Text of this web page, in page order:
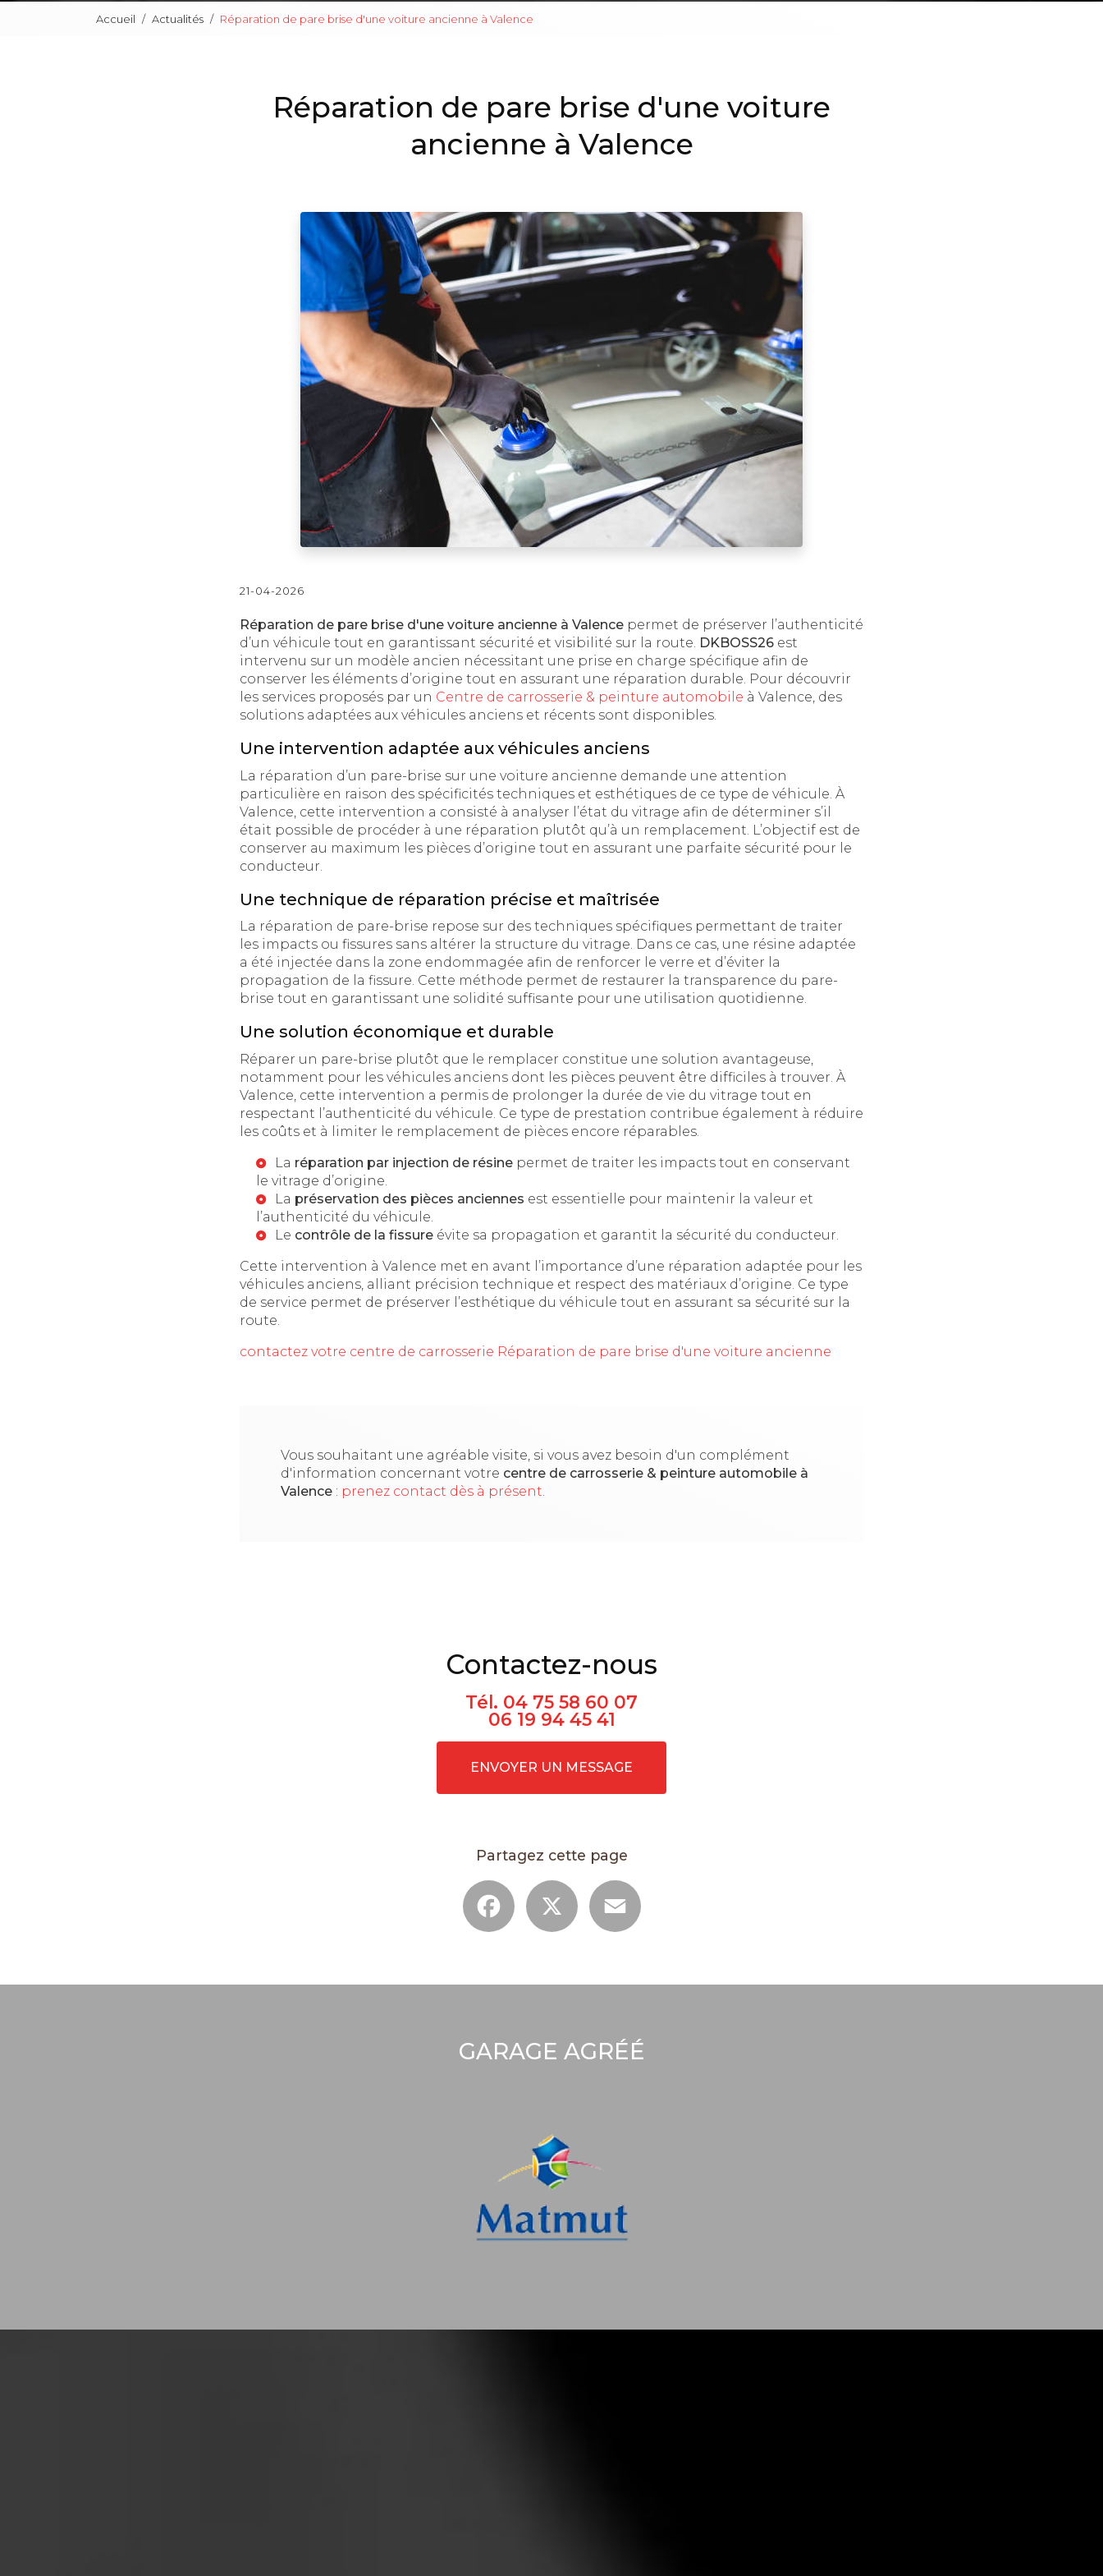
Accueil Actualités Réparation de pare brise d'une voiture ancienne à Valence
Réparation de pare brise d'une voiture
ancienne à Valence
21-04-2026
Réparation de pare brise d'une voiture ancienne à Valence permet de préserver l’authenticité
d’un véhicule tout en garantissant sécurité et visibilité sur la route. DKBOSS26 est
intervenu sur un modèle ancien nécessitant une prise en charge spécifique afin de
conserver les éléments d’origine tout en assurant une réparation durable. Pour découvrir
les services proposés par un Centre de carrosserie & peinture automobile à Valence, des
solutions adaptées aux véhicules anciens et récents sont disponibles.
Une intervention adaptée aux véhicules anciens
La réparation d’un pare-brise sur une voiture ancienne demande une attention
particulière en raison des spécificités techniques et esthétiques de ce type de véhicule. À
Valence, cette intervention a consisté à analyser l’état du vitrage afin de déterminer s’il
était possible de procéder à une réparation plutôt qu’à un remplacement. L’objectif est de
conserver au maximum les pièces d’origine tout en assurant une parfaite sécurité pour le
conducteur.
Une technique de réparation précise et maîtrisée
La réparation de pare-brise repose sur des techniques spécifiques permettant de traiter
les impacts ou fissures sans altérer la structure du vitrage. Dans ce cas, une résine adaptée
a été injectée dans la zone endommagée afin de renforcer le verre et d’éviter la
propagation de la fissure. Cette méthode permet de restaurer la transparence du pare-
brise tout en garantissant une solidité suffisante pour une utilisation quotidienne.
Une solution économique et durable
Réparer un pare-brise plutôt que le remplacer constitue une solution avantageuse,
notamment pour les véhicules anciens dont les pièces peuvent être difficiles à trouver. À
Valence, cette intervention a permis de prolonger la durée de vie du vitrage tout en
respectant l’authenticité du véhicule. Ce type de prestation contribue également à réduire
les coûts et à limiter le remplacement de pièces encore réparables.
La réparation par injection de résine permet de traiter les impacts tout en conservant
le vitrage d’origine.
La préservation des pièces anciennes est essentielle pour maintenir la valeur et
l’authenticité du véhicule.
Le contrôle de la fissure évite sa propagation et garantit la sécurité du conducteur.
Cette intervention à Valence met en avant l’importance d’une réparation adaptée pour les
véhicules anciens, alliant précision technique et respect des matériaux d’origine. Ce type
de service permet de préserver l’esthétique du véhicule tout en assurant sa sécurité sur la
route.
contactez votre centre de carrosserie Réparation de pare brise d'une voiture ancienne
Vous souhaitant une agréable visite, si vous avez besoin d'un complément
d'information concernant votre centre de carrosserie & peinture automobile à
Valence : prenez contact dès à présent
Contactez-nous
Tél. 04 75 58 60 07
06 19 94 45 41
ENVOYER UN MESSAGE
Partagez cette page
Facebook
GARAGE AGRÉÉ